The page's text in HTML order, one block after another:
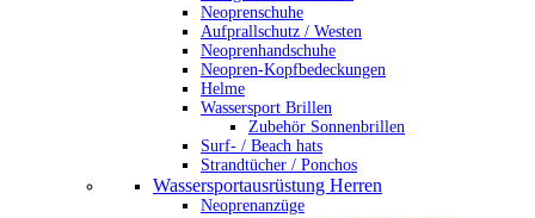
Neoprenschuhe
Aufprallschutz / Westen
Neoprenhandschuhe
Neopren-Kopfbedeckungen
Helme
Wassersport Brillen
Zubehör Sonnenbrillen
Surf- / Beach hats
Strandtücher / Ponchos
Wassersportausrüstung Herren
Neoprenanzüge